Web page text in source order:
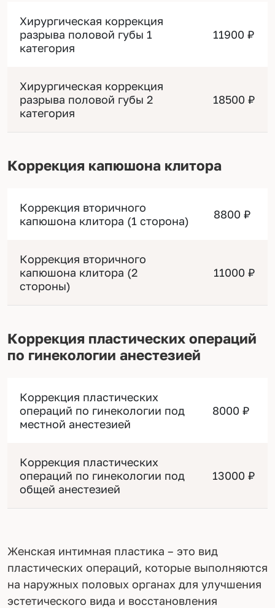
Пластика малых половых губ
(двусторонняя 1 категория)
(двусторонняя 2 категория)
Пластика малых половых губ
(двусторонняя 3 категория)
Пластика малых половых губ
Пластика малых половых губ
зоны)
Хирургическая коррекция
разрыва половой губы 1
категория
11900 ₽
Хирургическая коррекция
разрыва половой губы 2
категория
18500 ₽
Коррекция капюшона клитора
Коррекция вторичного
капюшона клитора (1 сторона)
8800 ₽
Коррекция вторичного
капюшона клитора (2
стороны)
11000 ₽
Коррекция пластических операций
по гинекологии анестезией
Коррекция пластических
операций по гинекологии под
местной анестезией
8000 ₽
Коррекция пластических
операций по гинекологии под
общей анестезией
13000 ₽
Женская интимная пластика – это вид
пластических операций, которые выполняются
на наружных половых органах для улучшения
эстетического вида и восстановления